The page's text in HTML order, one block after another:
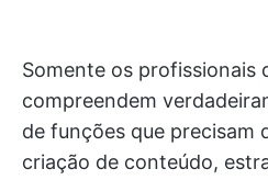
Somente os profissionais
compreendem
de funções que precisam
criação de conteúdo,